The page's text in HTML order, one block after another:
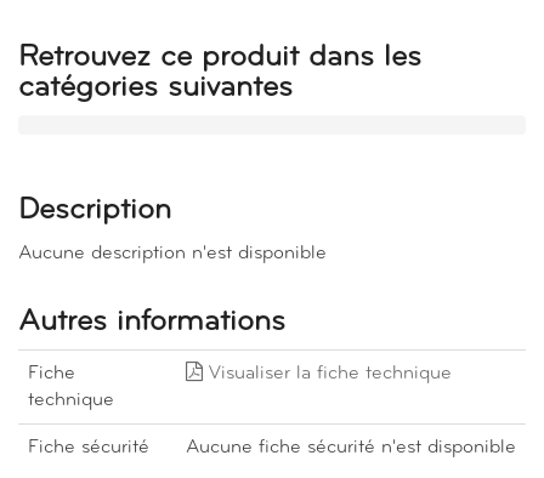
Retrouvez ce produit dans les
catégories suivantes
Description
Aucune description n'est disponible
Autres informations
Fiche
technique
Visualiser la fiche technique
Fiche sécurité Aucune fiche sécurité n'est disponible